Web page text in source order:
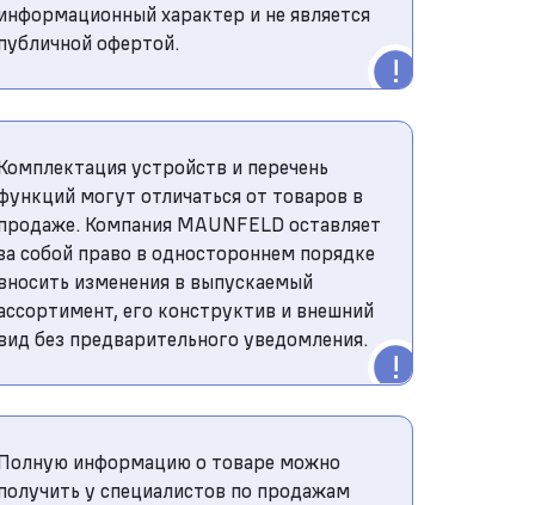
характер и не является
офертой.
устройств и перечень
могут отличаться от товаров в
Компания MAUNFELD оставляет
собой право в одностороннем порядке
изменения в выпускаемый
его конструктив и внешний
без предварительного уведомления.
информацию о товаре можно
у специалистов по продажам